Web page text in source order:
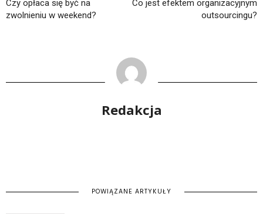
Czy opłaca się być na
zwolnieniu w weekend?
Co jest efektem organizacyjnym
outsourcingu?
Redakcja
POWIĄZANE ARTYKUŁY